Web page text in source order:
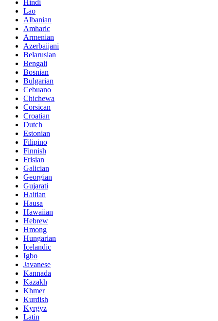
Hindi
Lao
Albanian
Amharic
Armenian
Azerbaijani
Belarusian
Bengali
Bosnian
Bulgarian
Cebuano
Chichewa
Corsican
Croatian
Dutch
Estonian
Filipino
Finnish
Frisian
Galician
Georgian
Gujarati
Haitian
Hausa
Hawaiian
Hebrew
Hmong
Hungarian
Icelandic
Igbo
Javanese
Kannada
Kazakh
Khmer
Kurdish
Kyrgyz
Latin